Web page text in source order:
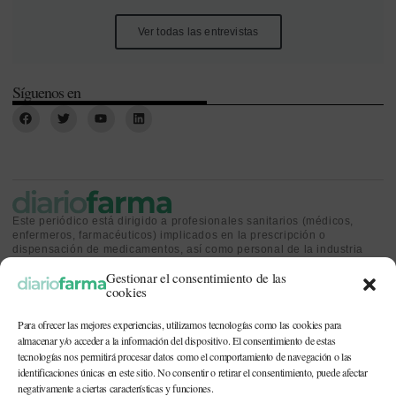
Gestionar el consentimiento de las
cookies
Para ofrecer las mejores experiencias, utilizamos tecnologías como las cookies para
almacenar y/o acceder a la información del dispositivo. El consentimiento de estas
tecnologías nos permitirá procesar datos como el comportamiento de navegación o las
identificaciones únicas en este sitio. No consentir o retirar el consentimiento, puede afectar
negativamente a ciertas características y funciones.
Ver todas las entrevistas
Síguenos en
Este periódico está dirigido a profesionales sanitarios (médicos,
enfermeros, farmacéuticos) implicados en la prescripción o
dispensación de medicamentos, así como personal de la industria
sanitaria.
CONTACTO Y QUIÉNES SOMOS|POLÍTICA DE COOKIES|POLÍTICA DE